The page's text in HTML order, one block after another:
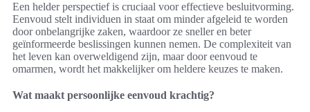
Een helder perspectief is cruciaal voor effectieve besluitvorming.
Eenvoud stelt individuen in staat om minder afgeleid te worden
door onbelangrijke zaken, waardoor ze sneller en beter
geïnformeerde beslissingen kunnen nemen. De complexiteit van
het leven kan overweldigend zijn, maar door eenvoud te
omarmen, wordt het makkelijker om heldere keuzes te maken.
Wat maakt persoonlijke eenvoud krachtig?